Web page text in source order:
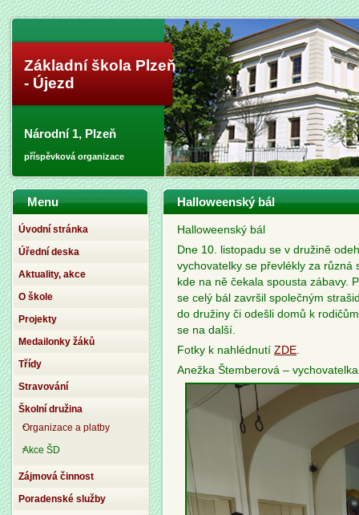
Základní škola Plzeň
- Újezd
Národní 1, Plzeň
příspěvková organizace
Halloweenský bál
Halloweenský bál
Dne 10. listopadu se v družině
vychovatelky se převlékly za různá
kde na ně čekala spousta zábavy.
se celý bál završil společným
do družiny či odešli domů k
se na další.
Fotky k nahlédnutí ZDE.
Anežka Štemberová –
Menu
Úvodní stránka
Úřední deska
Aktuality, akce
O škole
Projekty
Medailonky žáků
Třídy
Stravování
Školní družina
Organizace a platby
Akce ŠD
Zájmová činnost
Poradenské služby